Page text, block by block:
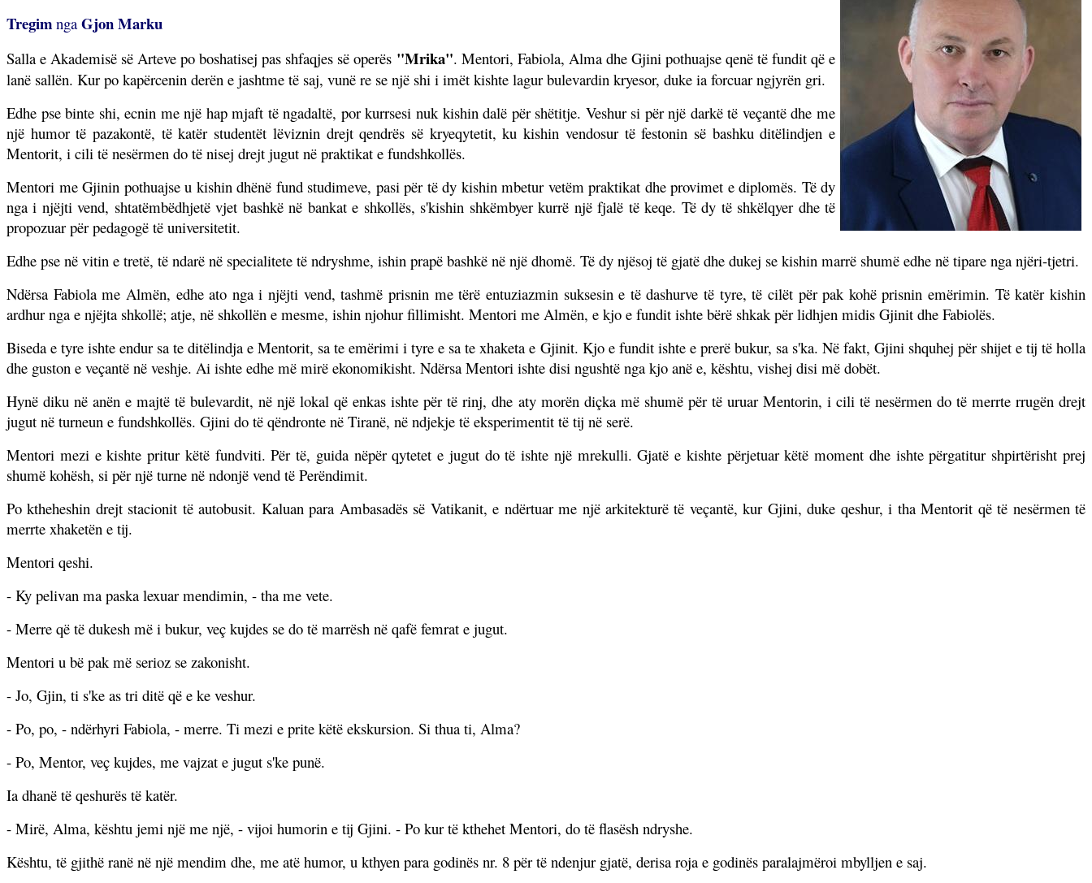
Tregim nga Gjon Marku
Salla e Akademisë së Arteve po boshatisej pas shfaqjes së operës "Mrika". Mentori, Fabiola, Alma dhe Gjini pothuajse qenë të fundit që e
lanë sallën. Kur po kapërcenin derën e jashtme të saj, vunë re se një shi i imët kishte lagur bulevardin kryesor, duke ia forcuar ngjyrën gri.
Edhe pse binte shi, ecnin me një hap mjaft të ngadaltë, por kurrsesi nuk kishin dalë për shëtitje. Veshur si për një darkë të veçantë dhe me
një humor të pazakontë, të katër studentët lëviznin drejt qendrës së kryeqytetit, ku kishin vendosur të festonin së bashku ditëlindjen e
Mentorit, i cili të nesërmen do të nisej drejt jugut në praktikat e fundshkollës.
Mentori me Gjinin pothuajse u kishin dhënë fund studimeve, pasi për të dy kishin mbetur vetëm praktikat dhe provimet e diplomës. Të dy
nga i njëjti vend, shtatëmbëdhjetë vjet bashkë në bankat e shkollës, s'kishin shkëmbyer kurrë një fjalë të keqe. Të dy të shkëlqyer dhe të
propozuar për pedagogë të universitetit.
Edhe pse në vitin e tretë, të ndarë në specialitete të ndryshme, ishin prapë bashkë në një dhomë. Të dy njësoj të gjatë dhe dukej se kishin marrë shumë edhe në tipare nga njëri-tjetri.
Ndërsa Fabiola me Almën, edhe ato nga i njëjti vend, tashmë prisnin me tërë entuziazmin suksesin e të dashurve të tyre, të cilët për pak kohë prisnin emërimin. Të katër kishin
ardhur nga e njëjta shkollë; atje, në shkollën e mesme, ishin njohur fillimisht. Mentori me Almën, e kjo e fundit ishte bërë shkak për lidhjen midis Gjinit dhe Fabiolës.
Biseda e tyre ishte endur sa te ditëlindja e Mentorit, sa te emërimi i tyre e sa te xhaketa e Gjinit. Kjo e fundit ishte e prerë bukur, sa s'ka. Në fakt, Gjini shquhej për shijet e tij të holla
dhe guston e veçantë në veshje. Ai ishte edhe më mirë ekonomikisht. Ndërsa Mentori ishte disi ngushtë nga kjo anë e, kështu, vishej disi më dobët.
Hynë diku në anën e majtë të bulevardit, në një lokal që enkas ishte për të rinj, dhe aty morën diçka më shumë për të uruar Mentorin, i cili të nesërmen do të merrte rrugën drejt
jugut në turneun e fundshkollës. Gjini do të qëndronte në Tiranë, në ndjekje të eksperimentit të tij në serë.
Mentori mezi e kishte pritur këtë fundviti. Për të, guida nëpër qytetet e jugut do të ishte një mrekulli. Gjatë e kishte përjetuar këtë moment dhe ishte përgatitur shpirtërisht prej
shumë kohësh, si për një turne në ndonjë vend të Perëndimit.
Po ktheheshin drejt stacionit të autobusit. Kaluan para Ambasadës së Vatikanit, e ndërtuar me një arkitekturë të veçantë, kur Gjini, duke qeshur, i tha Mentorit që të nesërmen të
merrte xhaketën e tij.
Mentori qeshi.
- Ky pelivan ma paska lexuar mendimin, - tha me vete.
- Merre që të dukesh më i bukur, veç kujdes se do të marrësh në qafë femrat e jugut.
Mentori u bë pak më serioz se zakonisht.
- Jo, Gjin, ti s'ke as tri ditë që e ke veshur.
- Po, po, - ndërhyri Fabiola, - merre. Ti mezi e prite këtë ekskursion. Si thua ti, Alma?
- Po, Mentor, veç kujdes, me vajzat e jugut s'ke punë.
Ia dhanë të qeshurës të katër.
- Mirë, Alma, kështu jemi një me një, - vijoi humorin e tij Gjini. - Po kur të kthehet Mentori, do të flasësh ndryshe.
Kështu, të gjithë ranë në një mendim dhe, me atë humor, u kthyen para godinës nr. 8 për të ndenjur gjatë, derisa roja e godinës paralajmëroi mbylljen e saj.